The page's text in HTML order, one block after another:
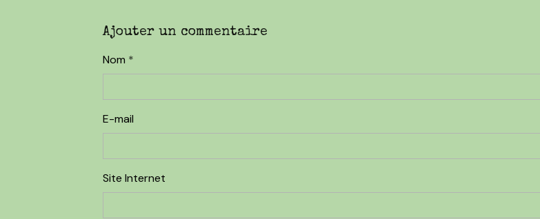
Ajouter un commentaire
Nom
E-mail
Site Internet